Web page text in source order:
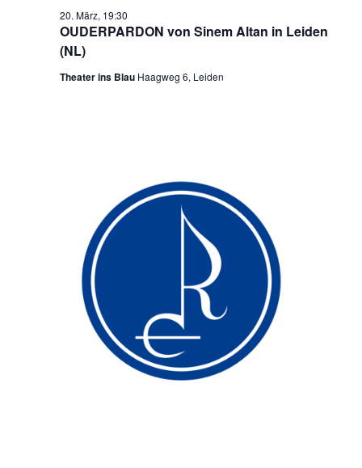
OUDERPARDON von Sinem Altan in Leiden
(NL)
20. März, 19:30
Theater ins Blau Haagweg 6, Leiden